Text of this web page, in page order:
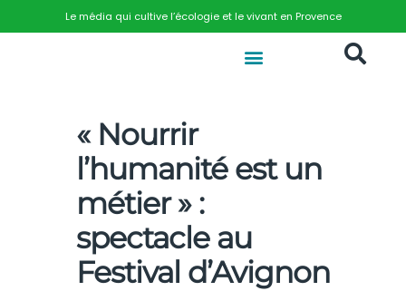
Le média qui cultive l’écologie et le vivant en Provence
« Nourrir
l’humanité est un
métier » :
spectacle au
Festival d’Avignon